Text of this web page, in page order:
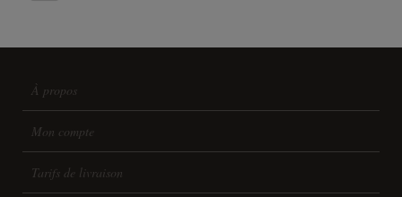
À propos
Mon compte
Tarifs de livraison